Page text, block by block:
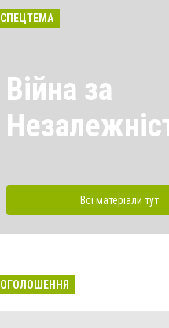
СПЕЦТЕМА
Війна за
Всі матеріали тут
ОГОЛОШЕННЯ